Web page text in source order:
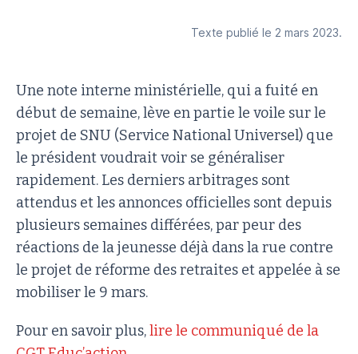
Texte publié le 2 mars 2023.
Une note interne ministérielle, qui a fuité en
début de semaine, lève en partie le voile sur le
projet de SNU (Service National Universel) que
le président voudrait voir se généraliser
rapidement. Les derniers arbitrages sont
attendus et les annonces officielles sont depuis
plusieurs semaines différées, par peur des
réactions de la jeunesse déjà dans la rue contre
le projet de réforme des retraites et appelée à se
mobiliser le 9 mars.
Pour en savoir plus,lire le communiqué de la